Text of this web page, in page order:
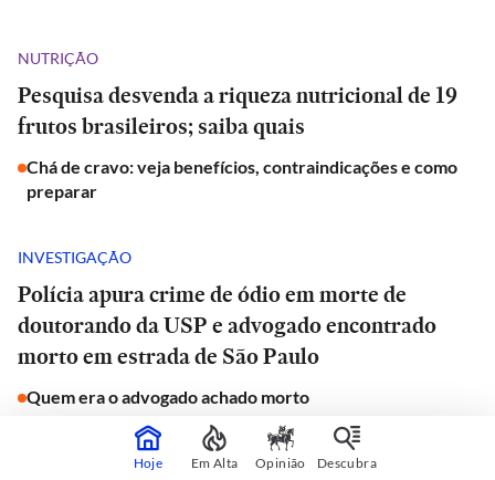
NUTRIÇÃO
Pesquisa desvenda a riqueza nutricional de 19
frutos brasileiros; saiba quais
Chá de cravo: veja benefícios, contraindicações e como
preparar
INVESTIGAÇÃO
Polícia apura crime de ódio em morte de
doutorando da USP e advogado encontrado
morto em estrada de São Paulo
Quem era o advogado achado morto
JORNAL DO CARRO
Hoje Em Alta Opinião Descubra